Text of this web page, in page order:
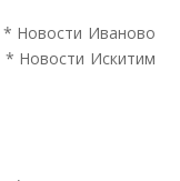
* Новости Иваново
* Новости Искитим